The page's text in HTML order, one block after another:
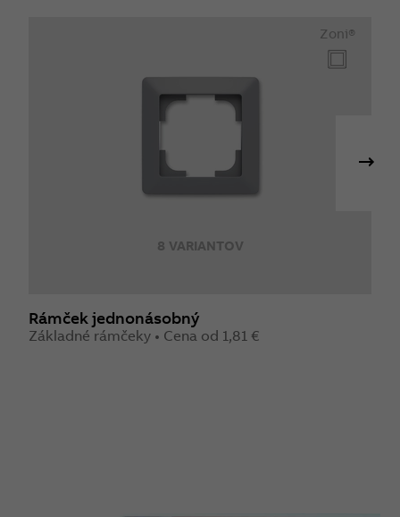
8 VARIANTOV
Zoni®
Rámček jednonásobný
Základné rámčeky • Cena od 1,81 €